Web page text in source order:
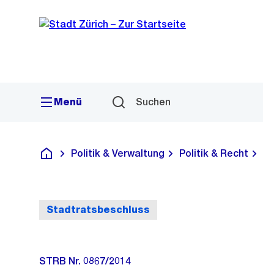
Navigation
Sprunglink
Menü Suchen
Deutsch
Politik & Verwaltung Politik & Recht
Stadtratsbeschluss
STRB Nr. 0867/2014